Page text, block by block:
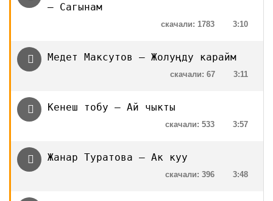
— Сагынам
3:10
скачали: 1783
Медет Максутов — Жолуңду карайм
3:11
скачали: 67
Кенеш тобу — Ай чыкты
3:57
скачали: 533
Жанар Туратова — Ак куу
3:48
скачали: 396